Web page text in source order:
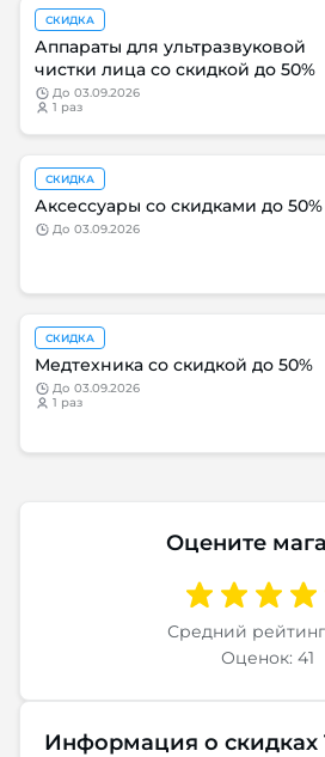
СКИДКА
Аппараты для ультразвуковой
чистки лица со скидкой до 50%
до 03.09.2026
1 раз
СКИДКА
Аксессуары со скидками до 50%
до 03.09.2026
СКИДКА
Медтехника со скидкой до 50%
до 03.09.2026
1 раз
Оцените
Средний
Оценок: 41
Информация о скидках